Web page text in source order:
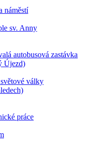
náměstí
sv. Anny
autobusová zastávka
Újezd)
války
práce